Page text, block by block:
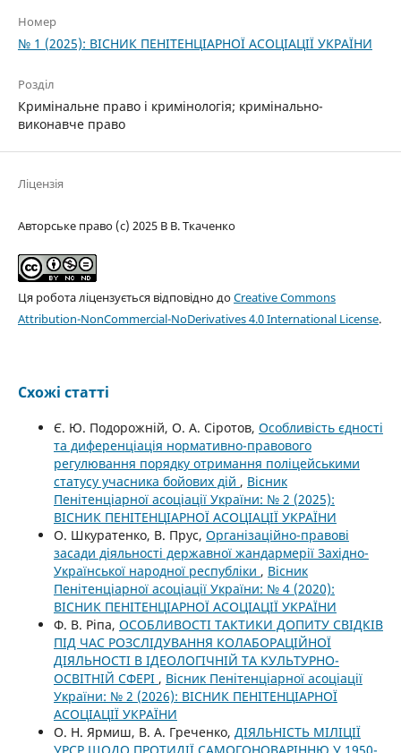
Номер
№ 1 (2025): ВІСНИК ПЕНІТЕНЦІАРНОЇ АСОЦІАЦІЇ УКРАЇНИ
Розділ
Кримінальне право і кримінологія; кримінально-
виконавче право
Ліцензія
Авторське право (c) 2025 В В. Ткаченко
Ця робота ліцензується відповідно доCreative Commons
Attribution-NonCommercial-NoDerivatives 4.0 International License.
Схожі статті
Є. Ю. Подорожній, О. А. Сіротов, Особливість єдності
та диференціація нормативно-правового
регулювання порядку отримання поліцейськими
статусу учасника бойових дій , Вісник
Пенітенціарної асоціації України: № 2 (2025):
ВІСНИК ПЕНІТЕНЦІАРНОЇ АСОЦІАЦІЇ УКРАЇНИ
О. Шкуратенко, В. Прус, Організаційно-правові
засади діяльності державної жандармерії Західно-
Української народної республіки , Вісник
Пенітенціарної асоціації України: № 4 (2020):
ВІСНИК ПЕНІТЕНЦІАРНОЇ АСОЦІАЦІЇ УКРАЇНИ
Ф. В. Ріпа, ОСОБЛИВОСТІ ТАКТИКИ ДОПИТУ СВІДКІВ
ПІД ЧАС РОЗСЛІДУВАННЯ КОЛАБОРАЦІЙНОЇ
ДІЯЛЬНОСТІ В ІДЕОЛОГІЧНІЙ ТА КУЛЬТУРНО-
ОСВІТНІЙ СФЕРІ , Вісник Пенітенціарної асоціації
України: № 2 (2026): ВІСНИК ПЕНІТЕНЦІАРНОЇ
АСОЦІАЦІЇ УКРАЇНИ
О. Н. Ярмиш, В. А. Греченко, ДІЯЛЬНІСТЬ МІЛІЦІЇ